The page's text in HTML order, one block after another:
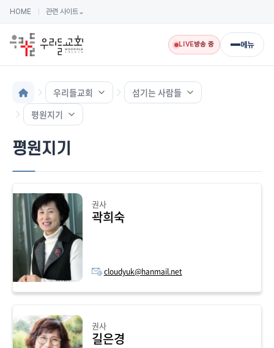
HOME 관련 사이트⌄
LIVE방송 중 메뉴
우리들교회
섬기는 사람들
평원지기
평원지기
권사
곽희숙
cloudyuk@hanmail.net
권사
길은경